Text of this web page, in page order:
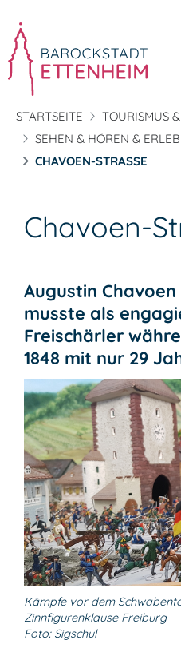
STARTSEITE
TOURISMUS
SEHEN & HÖREN &
CHAVOEN-STRASSE
Chavoen-
Augustin
musste als
Freischärler
1848 mit nur 29
Kämpfe vor dem
Zinnfigurenklause Freiburg
Foto: Sigschul